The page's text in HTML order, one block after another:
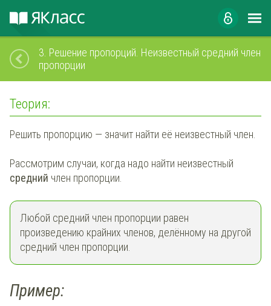
3. Решение пропорций. Неизвестный средний член
пропорции
Теория:
Решить пропорцию — значит найти её неизвестный член.
Рассмотрим случаи, когда надо найти неизвестный
средний член пропорции.
Любой средний член пропорции равен
произведению крайних членов, делённому на другой
средний член пропорции.
Пример: